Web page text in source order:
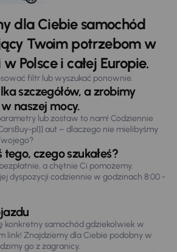
dla Ciebie samochód
Twoim potrzebom w
Polsce i całej Europie.
filtr lub wyszukać ponownie.
szczegółów, a zrobimy
naszej mocy.
lub zostaw to nam! Codziennie
pl]] aut – dlaczego nie mielibyśmy
tego, czego szukałeś?
a chętnie Ci pomożemy.
dyspozycji codziennie w godzinach 8:00 -
konkretny samochód gdziekolwiek w
link! Znajdziemy dla Ciebie podobny w
go z zagranicy.